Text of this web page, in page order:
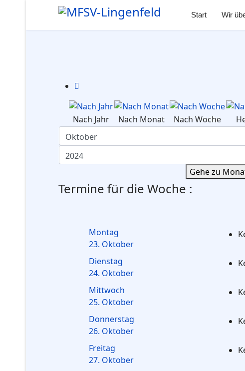
Start Wir
Nach Jahr Nach Monat Nach Woche
Gehe zu
Termine für die Woche :
Montag
23. Oktober
Dienstag
24. Oktober
Mittwoch
25. Oktober
Donnerstag
26. Oktober
Freitag
27. Oktober